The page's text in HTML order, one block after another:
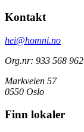
Kontakt
hei@homni.no
Org.nr: 933 568 962
Markveien 57
0550 Oslo
Finn lokaler